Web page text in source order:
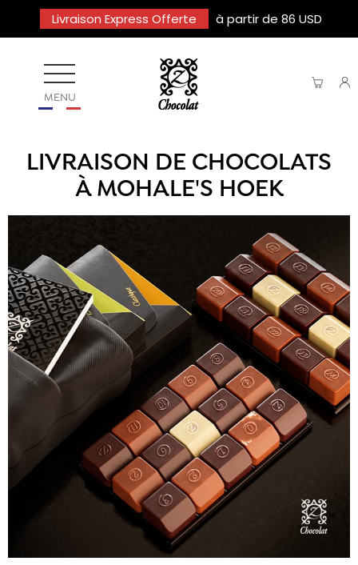
Livraison Express Offerte à partir de 86 USD
MENU
LIVRAISON DE CHOCOLATS
À MOHALE'S HOEK